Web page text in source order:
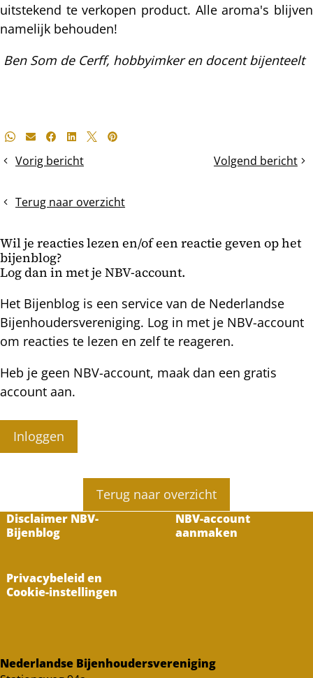
uitstekend te verkopen product. Alle aroma's blijven
namelijk behouden!
Ben Som de Cerff, hobbyimker en docent bijenteelt
Deel
bericht
Whatsapp
E-mailFacebook
LinkedIn
X Pinterest
Vorig bericht
Koninklijke
Volgend bericht
Van
kast
Terug naar overzicht
Wil je reacties lezen en/of een reactie geven op het
bijenblog?
Log dan in met je NBV-account.
Het Bijenblog is een service van de Nederlandse
Bijenhoudersvereniging. Log in met je NBV-account
om reacties te lezen en zelf te reageren.
Heb je geen NBV-account, maak dan een gratis
account aan.
Inloggen
Terug naar overzicht
Disclaimer NBV-
Bijenblog
NBV-account
aanmaken
Privacybeleid en
Cookie-instellingen
Nederlandse Bijenhoudersvereniging